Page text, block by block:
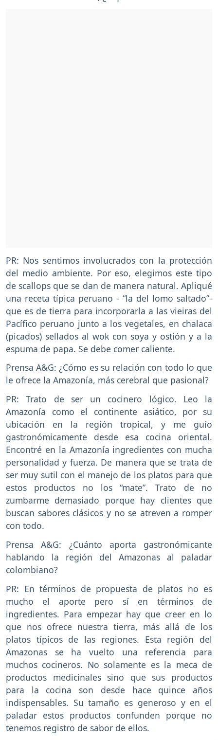
PR: Nos sentimos involucrados con la protección
del medio ambiente. Por eso, elegimos este tipo
de scallops que se dan de manera natural. Apliqué
una receta típica peruano - “la del lomo saltado”-
que es de tierra para incorporarla a las vieiras del
Pacífico peruano junto a los vegetales, en chalaca
(picados) sellados al wok con soya y ostión y a la
espuma de papa. Se debe comer caliente.
Prensa A&G: ¿Cómo es su relación con todo lo que
le ofrece la Amazonía, más cerebral que pasional?
PR: Trato de ser un cocinero lógico. Leo la
Amazonía como el continente asiático, por su
ubicación en la región tropical, y me guío
gastronómicamente desde esa cocina oriental.
Encontré en la Amazonía ingredientes con mucha
personalidad y fuerza. De manera que se trata de
ser muy sutil con el manejo de los platos para que
estos productos no los “mate”. Trato de no
zumbarme demasiado porque hay clientes que
buscan sabores clásicos y no se atreven a romper
con todo.
Prensa A&G: ¿Cuánto aporta gastronómicante
hablando la región del Amazonas al paladar
colombiano?
PR: En términos de propuesta de platos no es
mucho el aporte pero sí en términos de
ingredientes. Para empezar hay que creer en lo
que nos ofrece nuestra tierra, más allá de los
platos típicos de las regiones. Esta región del
Amazonas se ha vuelto una referencia para
muchos cocineros. No solamente es la meca de
productos medicinales sino que sus productos
para la cocina son desde hace quince años
indispensables. Su tamaño es generoso y en el
paladar estos productos confunden porque no
tenemos registro de sabor de ellos.